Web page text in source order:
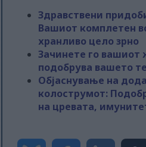
Здравствени
Вашиот комплетен
хранливо цело зрно
Зачинете го вашиот
подобрува вашето
Објаснување на
колострумот:
на цревата,